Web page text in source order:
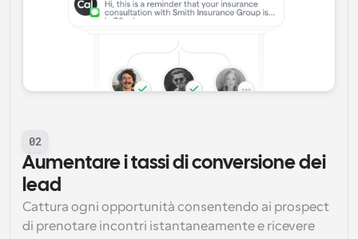
02
Aumentare i tassi di conversione dei
lead
Cattura ogni opportunità consentendo ai prospect
di prenotare incontri istantaneamente e ricevere